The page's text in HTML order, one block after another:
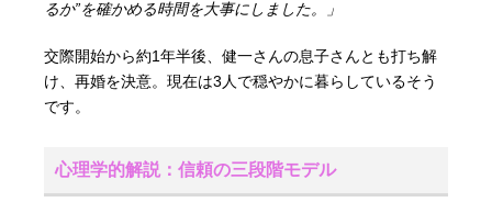
るか”を確かめる時間を大事にしました。」
交際開始から約1年半後、健一さんの息子さんとも打ち解
け、再婚を決意。現在は3人で穏やかに暮らしているそう
です。
心理学的解説：信頼の三段階モデル